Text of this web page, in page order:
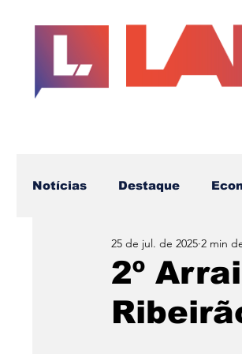
Notícias Destaque
Educação Cotidiano
Futuro da Imprensa
2º
25 de jul. de 2025 2 min